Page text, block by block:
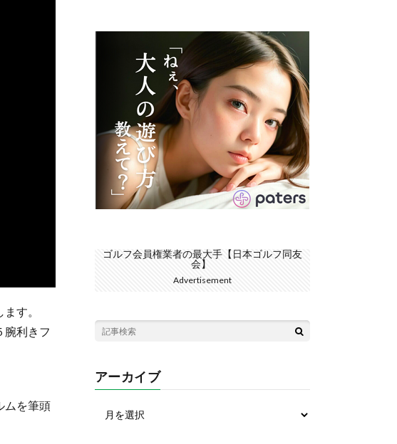
す。
腕利きフ
ムを筆頭
ゴルフ会員権業者の最大手【日本ゴルフ同友
会】
Advertisement
アーカイブ